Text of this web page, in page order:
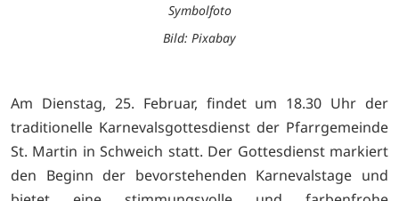
Symbolfoto
Bild: Pixabay
Am Dienstag, 25. Februar, findet um 18.30 Uhr der
traditionelle Karnevalsgottesdienst der Pfarrgemeinde
St. Martin in Schweich statt. Der Gottesdienst markiert
den Beginn der bevorstehenden Karnevalstage und